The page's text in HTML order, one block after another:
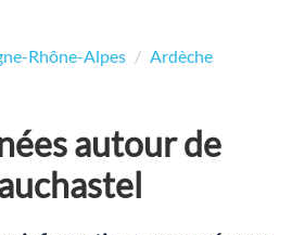
Rhône-Alpes
Ardèche
autour de